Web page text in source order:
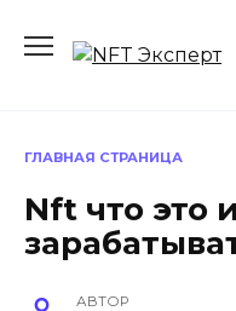
содержанию
ГЛАВНАЯ СТРАНИЦА
Nft что это
АВТОР